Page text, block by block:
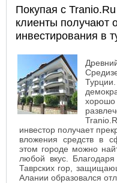
Покупая с
клиенты получают
инвестирования в
инвестор получает
вложения средств в
этом городе можно
любой вкус.
Таврских гор,
Алании образовался